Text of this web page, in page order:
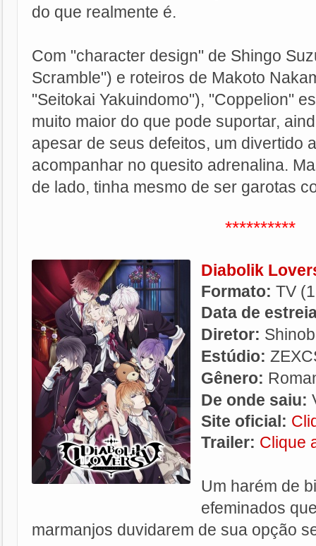
do que realmente é.
Com "character design" de Shingo
Scramble") e roteiros de Makoto
"Seitokai Yakuindomo"), "Coppelion"
muito maior do que pode suportar,
apesar de seus defeitos, um divertido
acompanhar no quesito adrenalina.
de lado, tinha mesmo de ser garotas
**********
Diabolik
Formato: TV
Data de
Diretor:
Estúdio:
Gênero:
De onde saiu:
Site oficial:
Trailer: Clique
Um harém de
efeminados
marmanjos duvidarem de sua opção